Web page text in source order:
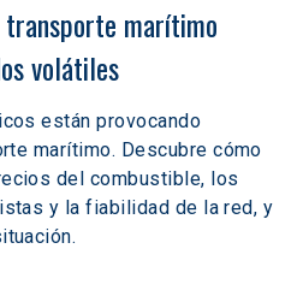
marítimo
volátiles
están provocando
marítimo. Descubre cómo
del combustible, los
y la fiabilidad de la red, y